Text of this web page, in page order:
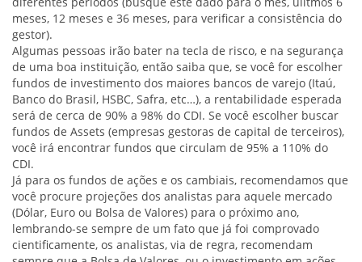
meses, 12 meses e 36 meses, para verificar a consistência do
gestor).
Algumas pessoas irão bater na tecla de risco, e na segurança
de uma boa instituição, então saiba que, se você for escolher
fundos de investimento dos maiores bancos de varejo (Itaú,
Banco do Brasil, HSBC, Safra, etc…), a rentabilidade esperada
será de cerca de 90% a 98% do CDI. Se você escolher buscar
fundos de Assets (empresas gestoras de capital de terceiros),
você irá encontrar fundos que circulam de 95% a 110% do
CDI.
Já para os fundos de ações e os cambiais, recomendamos que
você procure projeções dos analistas para aquele mercado
(Dólar, Euro ou Bolsa de Valores) para o próximo ano,
lembrando-se sempre de um fato que já foi comprovado
cientificamente, os analistas, via de regra, recomendam